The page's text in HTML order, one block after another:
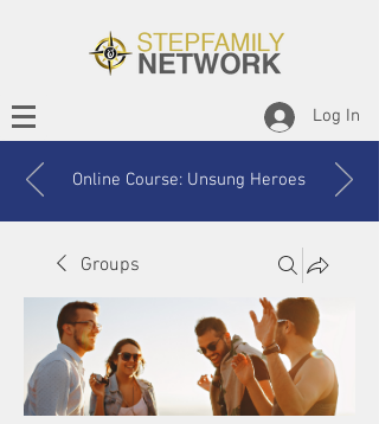
Log In
Online Course: Unsung Heroes
Groups